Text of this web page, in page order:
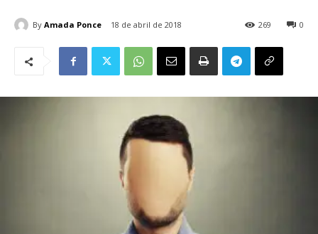
By Amada Ponce 18 de abril de 2018 0
269